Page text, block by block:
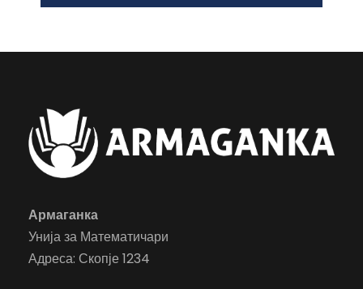
Армаганка
Унија за Математичари
Адреса: Скопје 1234